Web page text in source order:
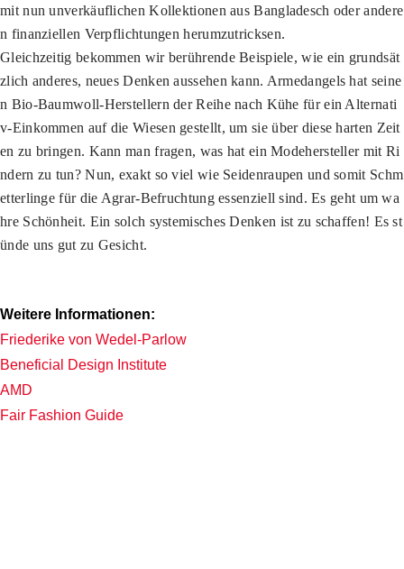
mit nun unverkäuflichen Kollektionen aus Bangladesch oder andere
n finanziellen Verpflichtungen herumzutricksen.
Gleichzeitig bekommen wir berührende Beispiele, wie ein grundsät
zlich anderes, neues Denken aussehen kann. Armedangels hat seine
n Bio-Baumwoll-Herstellern der Reihe nach Kühe für ein Alternati
v-Einkommen auf die Wiesen gestellt, um sie über diese harten Zeit
en zu bringen. Kann man fragen, was hat ein Modehersteller mit Ri
ndern zu tun? Nun, exakt so viel wie Seidenraupen und somit Schm
etterlinge für die Agrar-Befruchtung essenziell sind. Es geht um wa
hre Schönheit. Ein solch systemisches Denken ist zu schaffen! Es st
ünde uns gut zu Gesicht.
Weitere Informationen:
Friederike von Wedel-Parlow
Beneficial Design Institute
AMD
Fair Fashion Guide